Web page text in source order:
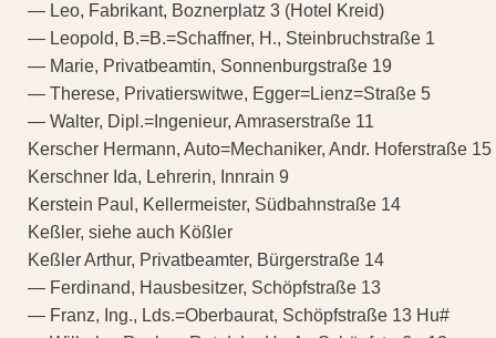
— Leo, Fabrikant, Boznerplatz 3 (Hotel Kreid)
— Leopold, B.=B.=Schaffner, H., Steinbruchstraße 1
— Marie, Privatbeamtin, Sonnenburgstraße 19
— Therese, Privatierswitwe, Egger=Lienz=Straße 5
— Walter, Dipl.=Ingenieur, Amraserstraße 11
Kerscher Hermann, Auto=Mechaniker, Andr. Hoferstraße 15
Kerschner Ida, Lehrerin, Innrain 9
Kerstein Paul, Kellermeister, Südbahnstraße 14
Keßler, siehe auch Kößler
Keßler Arthur, Privatbeamter, Bürgerstraße 14
— Ferdinand, Hausbesitzer, Schöpfstraße 13
— Franz, Ing., Lds.=Oberbaurat, Schöpfstraße 13 Hu#